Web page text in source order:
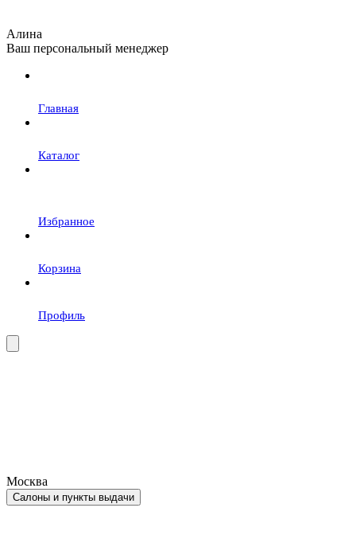
Алина
Ваш персональный менеджер
Главная
Каталог
Избранное
Корзина
Профиль
Москва
Салоны и пункты выдачи